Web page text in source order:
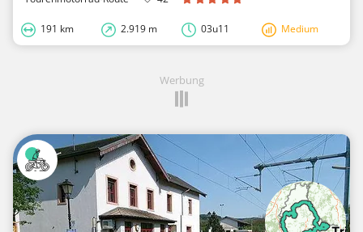
191 km 2.919 m 03u11 Medium
Werbung